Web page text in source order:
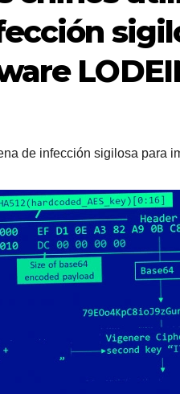
de infección sigilosa para